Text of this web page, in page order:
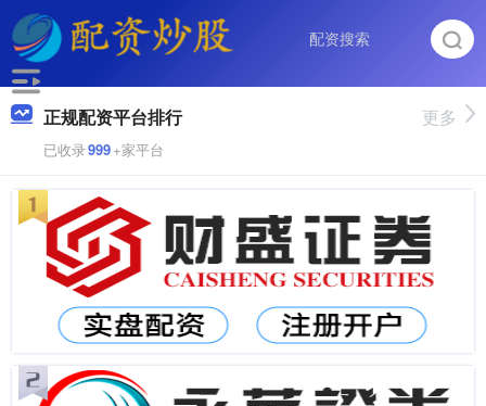
正规配资平台排行
已收录999+家平台
更多